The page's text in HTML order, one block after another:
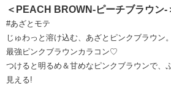
＜PEACH BROWN-ピーチブラウン-
#あざとモテ
じゅわっと溶け込む、あざとピンクブラウン。
最強ピンクブラウンカラコン♡
つけると明るめ＆甘めなピンクブラウンで、
見える!